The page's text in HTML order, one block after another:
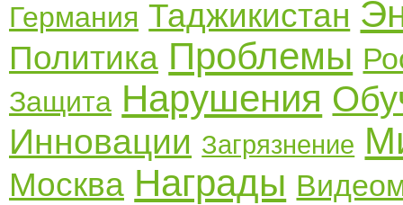
Германия Таджикистан
Политика Проблемы
Защита Нарушения
Инновации Загрязнение
Москва Награды